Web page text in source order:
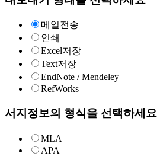
메일전송
인쇄
Excel저장
Text저장
EndNote / Mendeley
RefWorks
서지정보의 형식을 선택하세요
MLA
APA